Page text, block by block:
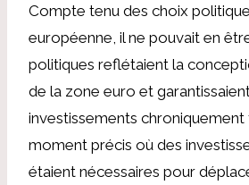
Compte tenu des choix
européenne, il ne pouvait en
politiques reflétaient la
de la zone euro et
investissements chroniquement
moment précis où des
étaient nécessaires pour